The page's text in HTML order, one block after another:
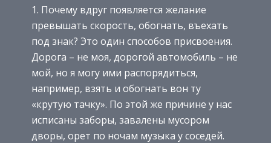
Почему вдруг появляется желание
превышать скорость, обогнать, въехать
под знак? Это один способов присвоения.
Дорога – не моя, дорогой автомобиль – не
мой, но я могу ими распорядиться,
например, взять и обогнать вон ту
«крутую тачку». По этой же причине у нас
исписаны заборы, завалены мусором
дворы, орет по ночам музыка у соседей.